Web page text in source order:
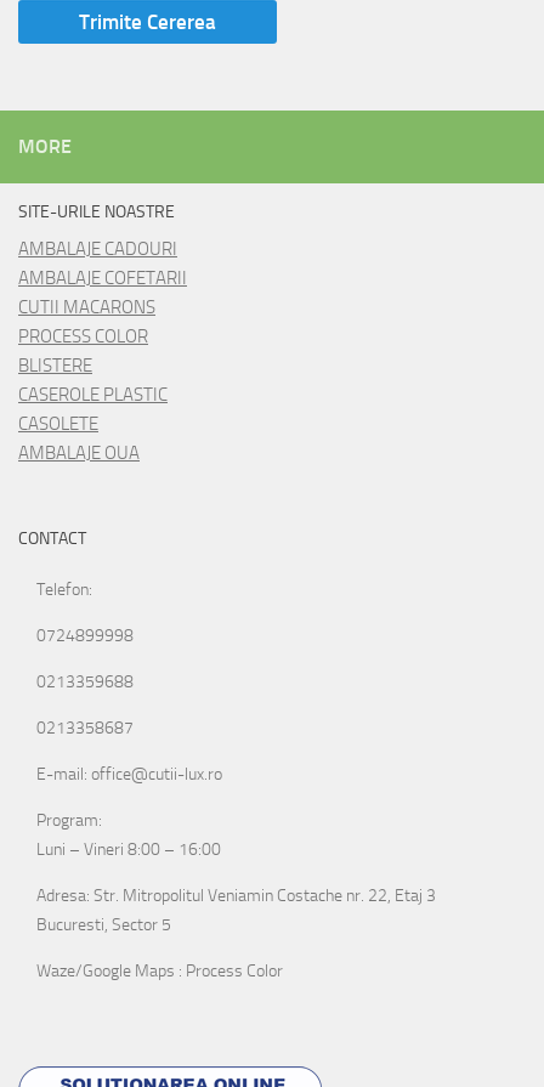
MORE
SITE-URILE NOASTRE
AMBALAJE CADOURI
AMBALAJE COFETARII
CUTII MACARONS
PROCESS COLOR
BLISTERE
CASEROLE PLASTIC
CASOLETE
AMBALAJE OUA
CONTACT
Telefon:
0724899998
0213359688
0213358687
E-mail: office@cutii-lux.ro
Program:
Luni – Vineri 8:00 – 16:00
Adresa: Str. Mitropolitul Veniamin Costache nr. 22, Etaj 3
Bucuresti, Sector 5
Waze/Google Maps : Process Color